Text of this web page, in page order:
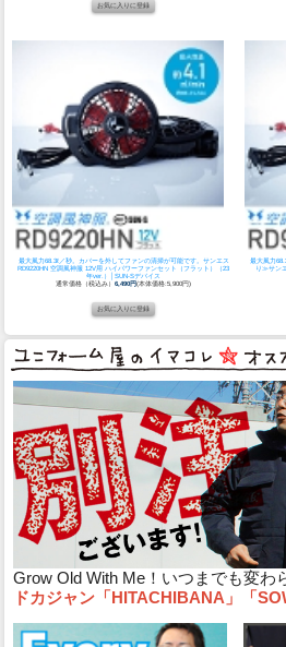
最大風力68.3ℓ／秒。カバーを外してファンの清掃が可能です。 サンエス
RD9220HN 空調風神服 12V用 ハイパワーファンセット（フラット）（23
年ver.）│SUN-Sデバイス
通常価格（税込み）6,490円(本体価格:5,900円)
最大風力
り≫サン
Grow Old With Me！いつまでも変わ
ドカジャン「HITACHIBANA」「